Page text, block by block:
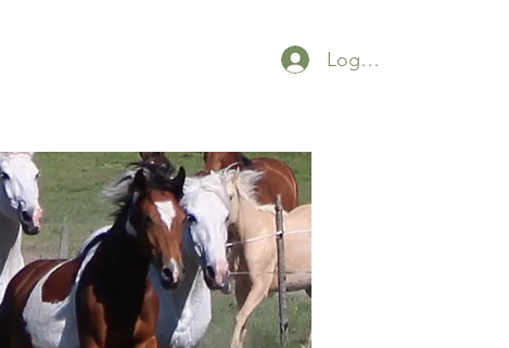
Logga in